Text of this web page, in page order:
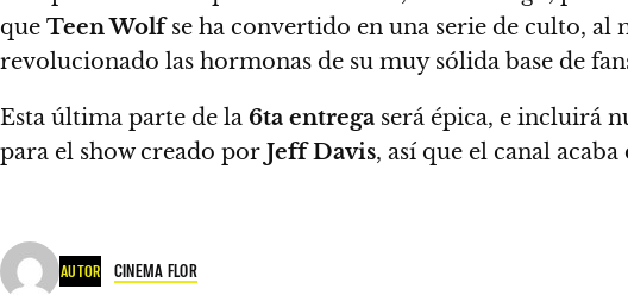
que Teen Wolfse ha convertido en una serie de culto, al
revolucionado las hormonas de su muy sólida base de
Esta última parte de la 6ta entrega será épica, e incluirá
para el show creado por Jeff Davis, así que el canal
AUTOR CINEMA FLOR